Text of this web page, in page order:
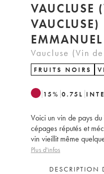
VAUCLUSE
Vaucluse (Vin
FRUITS NOIRS
15% 0.75 L
Voici un vin de pays
cépages réputés et
vin vieillit même
Plus d'infos
DESCRIPTION